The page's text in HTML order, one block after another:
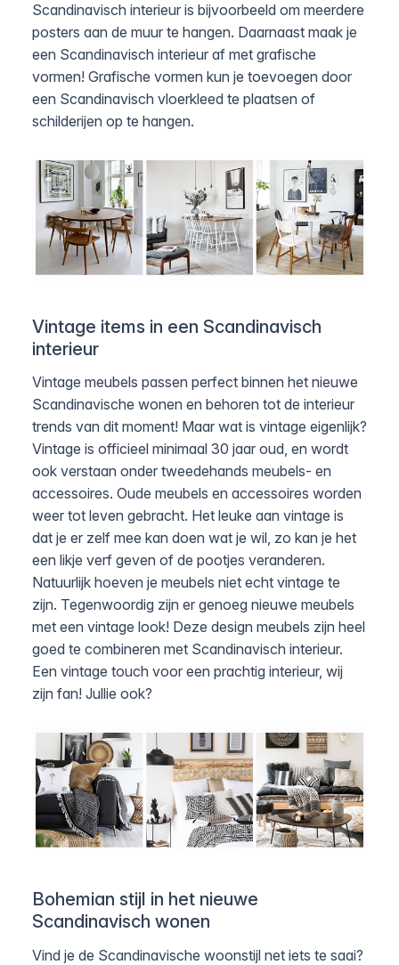
Scandinavisch interieur is bijvoorbeeld om meerdere
posters aan de muur te hangen. Daarnaast maak je
een Scandinavisch interieur af met grafische
vormen! Grafische vormen kun je toevoegen door
een Scandinavisch vloerkleed te plaatsen of
schilderijen op te hangen.
Vintage items in een Scandinavisch
interieur
Vintage meubels passen perfect binnen het nieuwe
Scandinavische wonen en behoren tot de interieur
trends van dit moment! Maar wat is vintage eigenlijk?
Vintage is officieel minimaal 30 jaar oud, en wordt
ook verstaan onder tweedehands meubels- en
accessoires. Oude meubels en accessoires worden
weer tot leven gebracht. Het leuke aan vintage is
dat je er zelf mee kan doen wat je wil, zo kan je het
een likje verf geven of de pootjes veranderen.
Natuurlijk hoeven je meubels niet echt vintage te
zijn. Tegenwoordig zijn er genoeg nieuwe meubels
met een vintage look! Deze design meubels zijn heel
goed te combineren met Scandinavisch interieur.
Een vintage touch voor een prachtig interieur, wij
zijn fan! Jullie ook?
Bohemian stijl in het nieuwe
Scandinavisch wonen
Vind je de Scandinavische woonstijl net iets te saai?